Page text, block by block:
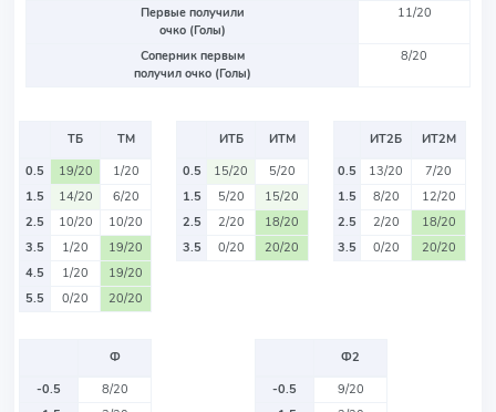
Первые получили
очко (Голы)
11/20
Соперник первым
получил очко (Голы)
8/20
ТБ
ТМ
0.5
19/20
1/20
1.5
14/20
6/20
2.5
10/20
10/20
3.5
1/20
19/20
4.5
1/20
19/20
5.5
0/20 20/20
ИТБ
ИТМ
0.5
15/20
5/20
1.5
5/20
15/20
2.5
2/20
18/20
3.5
0/20 20/20
ИТ2Б
ИТ2М
0.5
13/20
7/20
1.5
8/20
12/20
2.5
2/20
18/20
3.5
0/20 20/20
Ф
-0.5
8/20
Ф2
-0.5
9/20